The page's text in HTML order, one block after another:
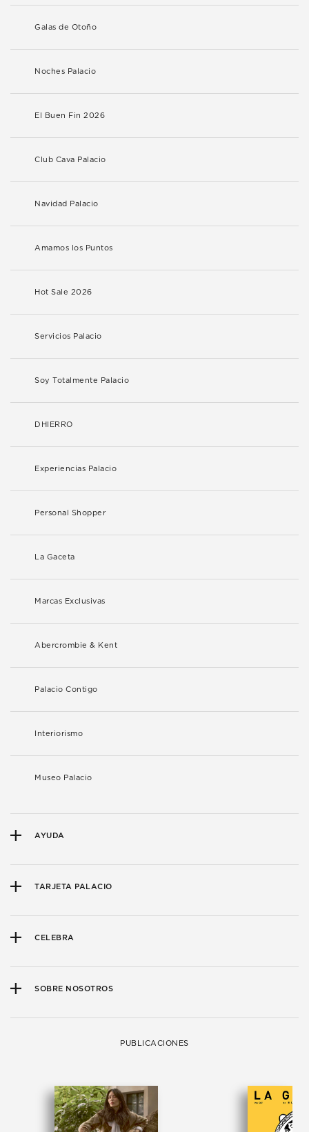
Galas de Otoño
Noches Palacio
El Buen Fin 2026
Club Cava Palacio
Navidad Palacio
Amamos los Puntos
Hot Sale 2026
Servicios Palacio
Soy Totalmente Palacio
DHIERRO
Experiencias Palacio
Personal Shopper
La Gaceta
Marcas Exclusivas
Abercrombie & Kent
Palacio Contigo
Interiorismo
Museo Palacio
AYUDA
TARJETA PALACIO
CELEBRA
SOBRE NOSOTROS
PUBLICACIONES